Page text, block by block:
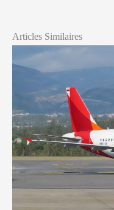
Articles Similaires